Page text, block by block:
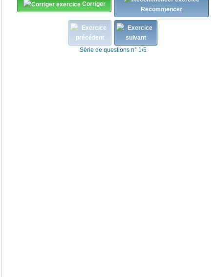
Corriger
Recommencer
Série de questions n° 1/5